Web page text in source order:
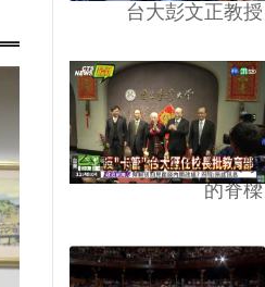
台大彭文正教授
台學版的54/64》大學
的脊樑